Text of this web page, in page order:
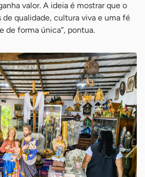
valor. A ideia é mostrar que o
qualidade, cultura viva e uma fé
de forma única”, pontua.